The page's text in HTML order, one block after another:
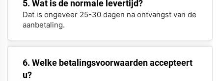
5. Wat is de normale levertijd?
Dat is ongeveer 25-30 dagen na ontvangst van de
aanbetaling.
6. Welke betalingsvoorwaarden accepteert
u?